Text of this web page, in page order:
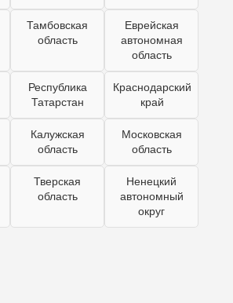
Тамбовская
область
Еврейская
автономная
область
Республика
Татарстан
Краснодарский
край
Калужская
область
Московская
область
Тверская
область
Ненецкий
автономный
округ